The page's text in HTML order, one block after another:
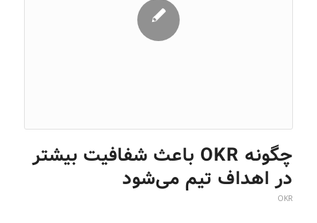
چگونه OKR باعث شفافیت بیشتر
در اهداف تیم می‌شود
OKR